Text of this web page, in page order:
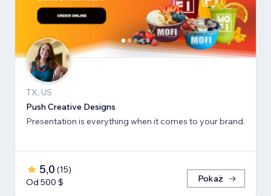
TX, US
Push Creative Designs
Presentation is everything when it comes to your brand.
5,0 (15)
Od 500 $
Pokaż